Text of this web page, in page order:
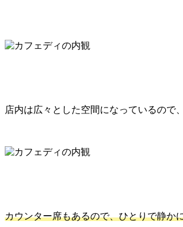
店内は広々とした空間になっているの
カウンター席もあるので、ひとりで静か